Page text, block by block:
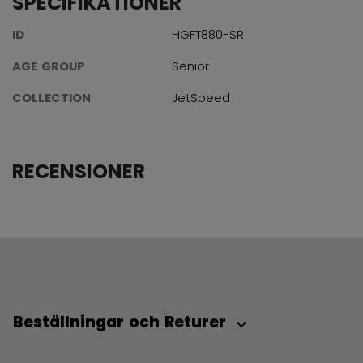
ID
HGFT880-SR
AGE GROUP
Senior
COLLECTION
JetSpeed
RECENSIONER
Beställningar och Returer